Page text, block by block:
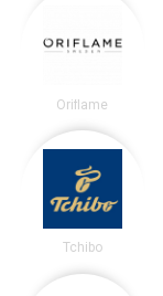
Oriflame
Tchibo